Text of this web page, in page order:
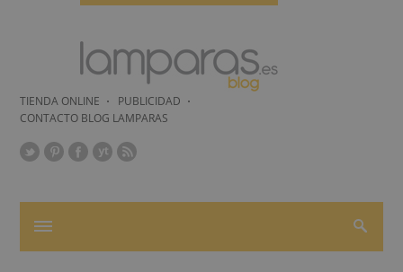
TIENDA ONLINE
PUBLICIDAD
CONTACTO BLOG LAMPARAS